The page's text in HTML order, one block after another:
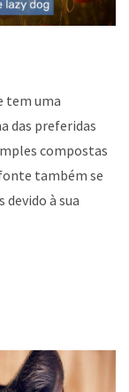
tem uma
das preferidas
compostas
também se
à sua